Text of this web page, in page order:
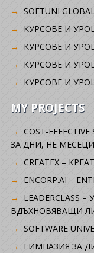
SOFTUNI
КУРСОВЕ И
КУРСОВЕ И
КУРСОВЕ И
КУРСОВЕ И
MY PROJECTS
COST-
ЗА ДНИ, НЕ МЕСЕЦИ
CREATEX –
ENCORP.AI –
LEADERCLASS
ВДЪХНОВЯВАЩИ
SOFTWARE
ГИМНАЗИЯ ЗА